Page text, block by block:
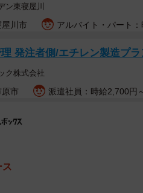
ン東寝屋川
川市 アルバイト・パート
発注者側/エチレン製造プ
ク株式会社
市 派遣社員：時給2,700円